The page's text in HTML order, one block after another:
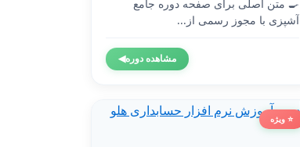
🍳 متن اصلی برای صفحه دوره جامع
آشپزی با مجوز رسمی از...
مشاهده دوره◀
⭐ ویژه